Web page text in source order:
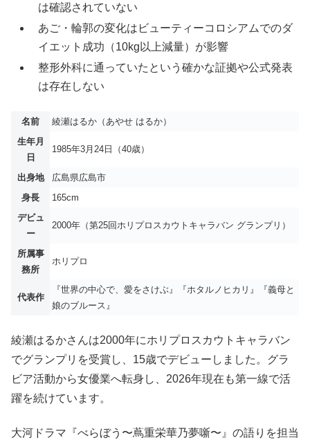
は確認されていない
あご・輪郭の変化はビューティーコロシアムでのダ
イエット成功（10kg以上減量）が影響
整形外科に通っていたという確かな証拠や公式発表
は存在しない
名前
綾瀬はるか（あやせ はるか）
生年月
日
1985年3月24日（40歳）
出身地
広島県広島市
身長
165cm
デビュ
ー
2000年（第25回ホリプロスカウトキャラバン グランプリ）
所属事
務所
ホリプロ
代表作
『世界の中心で、愛をさけぶ』『ホタルノヒカリ』『義母と
娘のブルース』
綾瀬はるかさんは2000年にホリプロスカウトキャラバン
でグランプリを受賞し、15歳でデビューしました。グラ
ビア活動から女優業へ転身し、2026年現在も第一線で活
躍を続けています。
大河ドラマ『べらぼう〜蔦重栄華乃夢噺〜』の語りを担当